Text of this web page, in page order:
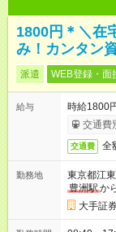
1800円＊＼在
み！カンタン
派遣 WEB登録・面
給与
時給1800
交通費
交通費 全
勤務地
東京都江
豊洲駅か
大手証